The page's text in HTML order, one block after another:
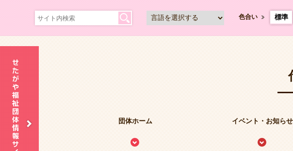
色合い 標準
団体ホーム イベント・お知らせ